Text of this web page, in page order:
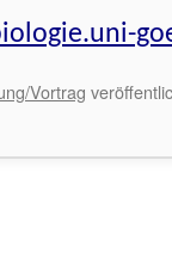
Vortrag